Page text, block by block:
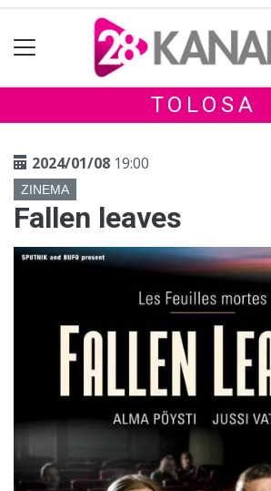
TOLOSA
2024/01/08 19:00
ZINEMA
Fallen leaves